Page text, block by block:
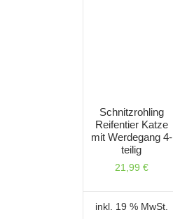
Schnitzrohling
Reifentier Katze
mit Werdegang 4-
teilig
21,99 €
inkl. 19 % MwSt.